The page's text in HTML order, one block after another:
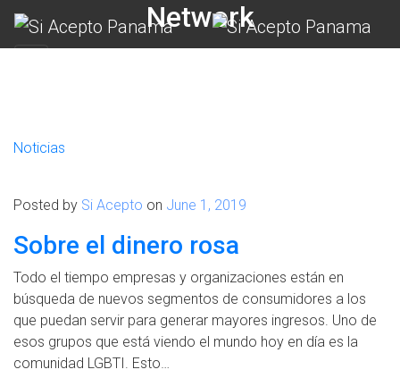
Network
Noticias
Posted by Si Acepto on June 1, 2019
Sobre el dinero rosa
Todo el tiempo empresas y organizaciones están en
búsqueda de nuevos segmentos de consumidores a los
que puedan servir para generar mayores ingresos. Uno de
esos grupos que está viendo el mundo hoy en día es la
comunidad LGBTI. Esto…